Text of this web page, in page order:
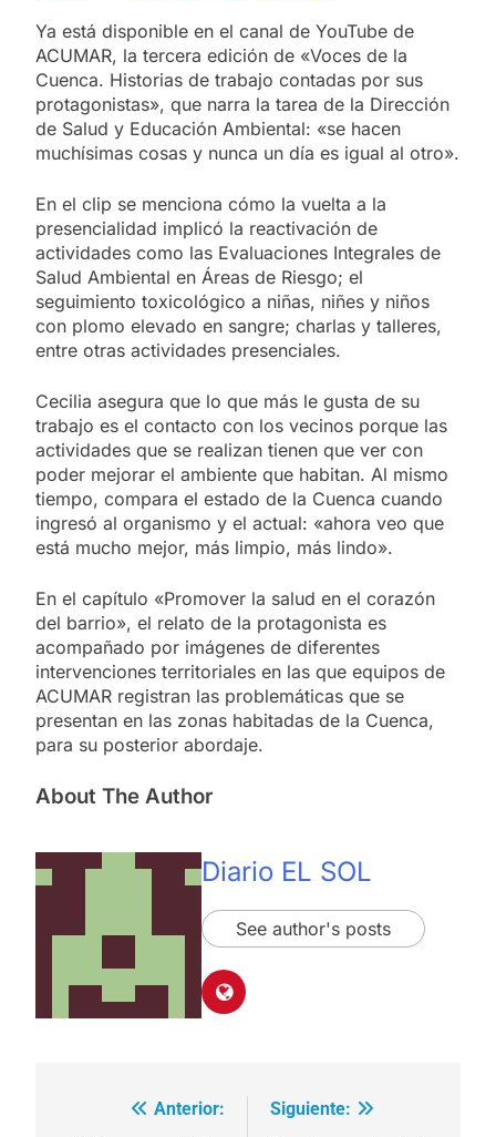
Ya está disponible en el canal de YouTube de
ACUMAR, la tercera edición de «Voces de la
Cuenca. Historias de trabajo contadas por sus
protagonistas», que narra la tarea de la Dirección
de Salud y Educación Ambiental: «se hacen
muchísimas cosas y nunca un día es igual al otro».
En el clip se menciona cómo la vuelta a la
presencialidad implicó la reactivación de
actividades como las Evaluaciones Integrales de
Salud Ambiental en Áreas de Riesgo; el
seguimiento toxicológico a niñas, niñes y niños
con plomo elevado en sangre; charlas y talleres,
entre otras actividades presenciales.
Cecilia asegura que lo que más le gusta de su
trabajo es el contacto con los vecinos porque las
actividades que se realizan tienen que ver con
poder mejorar el ambiente que habitan. Al mismo
tiempo, compara el estado de la Cuenca cuando
ingresó al organismo y el actual: «ahora veo que
está mucho mejor, más limpio, más lindo».
En el capítulo «Promover la salud en el corazón
del barrio», el relato de la protagonista es
acompañado por imágenes de diferentes
intervenciones territoriales en las que equipos de
ACUMAR registran las problemáticas que se
presentan en las zonas habitadas de la Cuenca,
para su posterior abordaje.
About The Author
Diario EL SOL
See author's posts
Navegación
Anterior:
Siguiente: